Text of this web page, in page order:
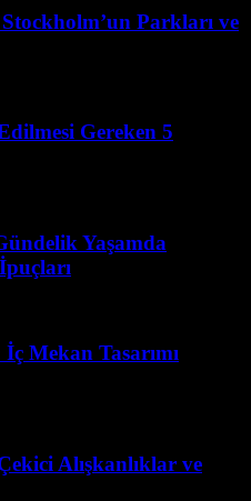
Parkları ve
Gereken 5
Yaşamda
Mekan Tasarımı
Alışkanlıklar ve